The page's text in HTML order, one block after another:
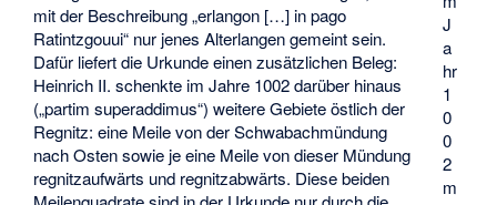
J
a
hr
1
0
0
2
m
mit der Beschreibung „erlangon […] in pago
Ratintzgouui“ nur jenes Alterlangen gemeint sein.
Dafür liefert die Urkunde einen zusätzlichen Beleg:
Heinrich II. schenkte im Jahre 1002 darüber hinaus
(„partim superaddimus“) weitere Gebiete östlich der
Regnitz: eine Meile von der Schwabachmündung
nach Osten sowie je eine Meile von dieser Mündung
regnitzaufwärts und regnitzabwärts. Diese beiden